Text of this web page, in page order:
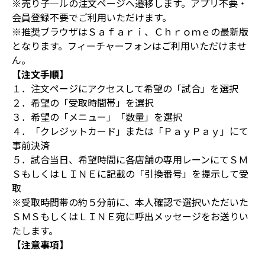
※売り子―ルの注文ページへ遷移します。アプリ不要・
会員登録不要でご利用いただけます。
※推奨ブラウザはＳａｆａｒｉ、Ｃｈｒｏｍｅの最新版
となります。フィーチャーフォンはご利用いただけませ
ん。
【注文手順】
１．注文ページにアクセスして希望の「試合」を選択
２．希望の「受取時間帯」を選択
３．希望の「メニュー」「数量」を選択
４．「クレジットカード」または「ＰａｙＰａｙ」にて
事前決済
５．試合当日、希望時間に各店舗の専用レーンにてＳＭ
ＳもしくはＬＩＮＥに記載の「引換番号」を提示して受
取
※受取時間帯の約５分前に、本人確認で選択いただいた
ＳＭＳもしくはＬＩＮＥ宛に呼出メッセージをお送りい
たします。
【注意事項】